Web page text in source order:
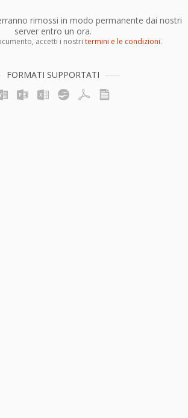
rimossi in modo permanente dai nostri
server entro un ora.
accetti i nostri termini e le condizioni.
FORMATI SUPPORTATI